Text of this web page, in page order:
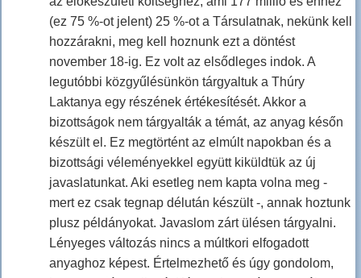
(ez 75 %-ot jelent) 25 %-ot a Társulatnak, nekünk kell
hozzárakni, meg kell hoznunk ezt a döntést
november 18-ig. Ez volt az elsődleges indok. A
legutóbbi közgyűlésünkön tárgyaltuk a Thúry
Laktanya egy részének értékesítését. Akkor a
bizottságok nem tárgyalták a témát, az anyag későn
készült el. Ez megtörtént az elmúlt napokban és a
bizottsági véleményekkel együtt kiküldtük az új
javaslatunkat. Aki esetleg nem kapta volna meg -
mert ez csak tegnap délután készült -, annak hoztunk
plusz példányokat. Javaslom zárt ülésen tárgyalni.
Lényeges változás nincs a múltkori elfogadott
anyaghoz képest. Értelmezhető és úgy gondolom,